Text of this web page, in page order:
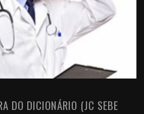
DO DICIONÁRIO (JC SEBE